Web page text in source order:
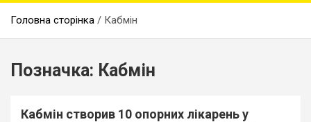
Головна сторінка Кабмін
Позначка: Кабмін
Кабмін створив 10 опорних лікарень у